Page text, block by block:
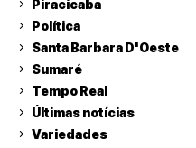
Piracicaba
Política
Santa Barbara D'Oeste
Sumaré
Tempo Real
Últimas notícias
Variedades